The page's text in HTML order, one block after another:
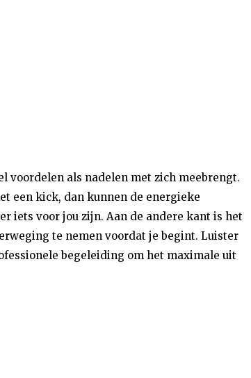
voordelen als nadelen met zich meebrengt.
een kick, dan kunnen de energieke
iets voor jou zijn. Aan de andere kant is het
te nemen voordat je begint. Luister
begeleiding om het maximale uit